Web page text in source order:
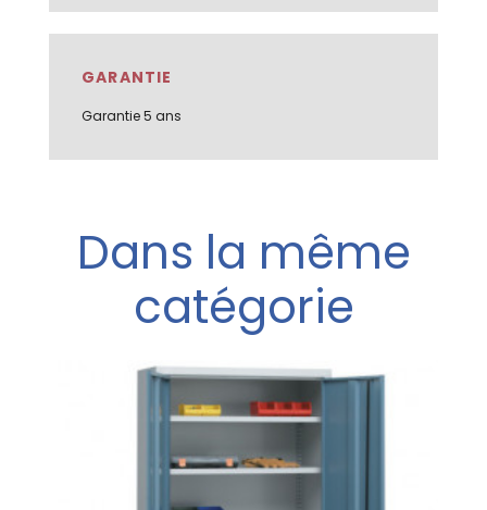
GARANTIE
Garantie 5 ans
Dans la même
catégorie